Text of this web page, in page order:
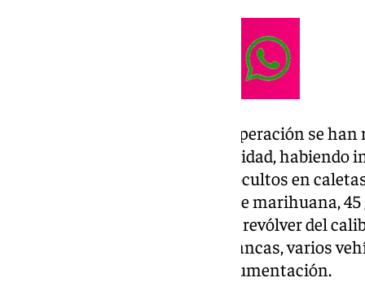
Durante el transcurso de esta operación se
diferentes inmuebles de la localidad, habiendo
billetes de distinto valor facial ocultos en
gramos de cocaína, 44 gramos de marihuana,
gramos de hachís, junto con un revólver del
escopeta, multitud de armas blancas, varios
teléfonos móviles y diversa documentación.